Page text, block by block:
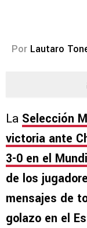
Por Lautaro
La Selección
victoria ante
3-0 en el
de los
mensajes de
golazo en el